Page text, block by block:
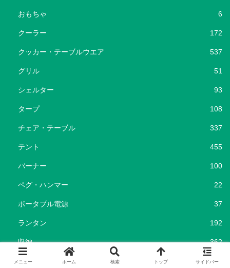
おもちゃ 6
クーラー 172
クッカー・テーブルウエア 537
グリル 51
シェルター 93
タープ 108
チェア・テーブル 337
テント 455
バーナー 100
ペグ・ハンマー 22
ポータブル電源 37
ランタン 192
収納 362
寝袋・コット 215
メニュー ホーム 検索 トップ サイドバー